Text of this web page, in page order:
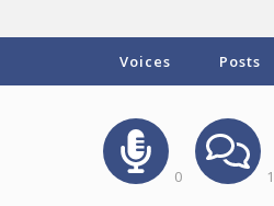
Voices Posts
0 1